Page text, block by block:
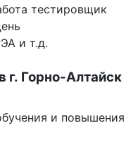
тестировщик
и т.д.
г. Горно-Алтайск
и повышения